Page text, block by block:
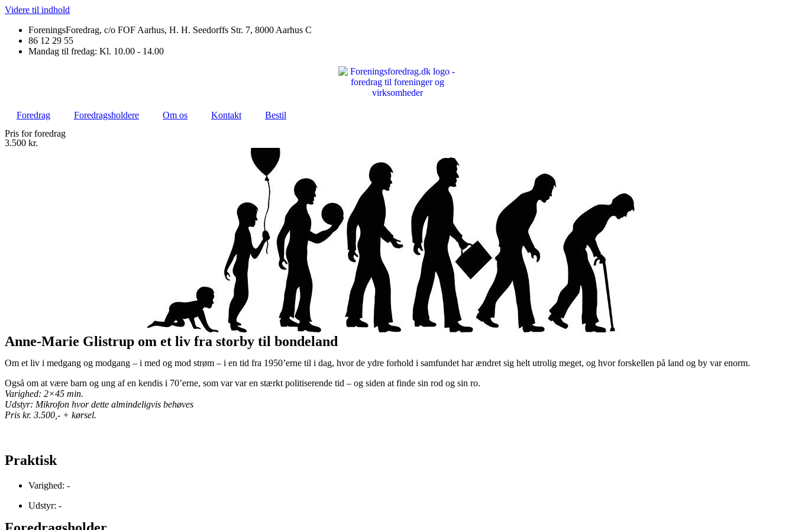
Videre til indhold
ForeningsForedrag, c/o FOF Aarhus, H. H. Seedorffs Str. 7, 8000 Aarhus C
86 12 29 55
Mandag til fredag: Kl. 10.00 - 14.00
Foredrag Foredragsholdere Om os Kontakt
Bestil
Pris for foredrag
3.500 kr.
Anne-Marie Glistrup om et liv fra storby til bondeland
Om et liv i medgang og modgang – i med og mod strøm – i en tid fra 1950’erne til i dag, hvor de ydre forhold i samfundet har ændret sig helt utrolig meget, og hvor forskellen på land og by var enorm.
Også om at være barn og ung af en kendis i 70’erne, som var var en stærkt politiserende tid – og siden at finde sin rod og sin ro.
Varighed: 2×45 min.
Udstyr: Mikrofon hvor dette almindeligvis behøves
Pris kr. 3.500,- + kørsel.
Praktisk
Varighed: -
Udstyr: -